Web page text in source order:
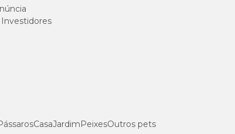
(máx.)
CasaJardimPeixesOutros pets